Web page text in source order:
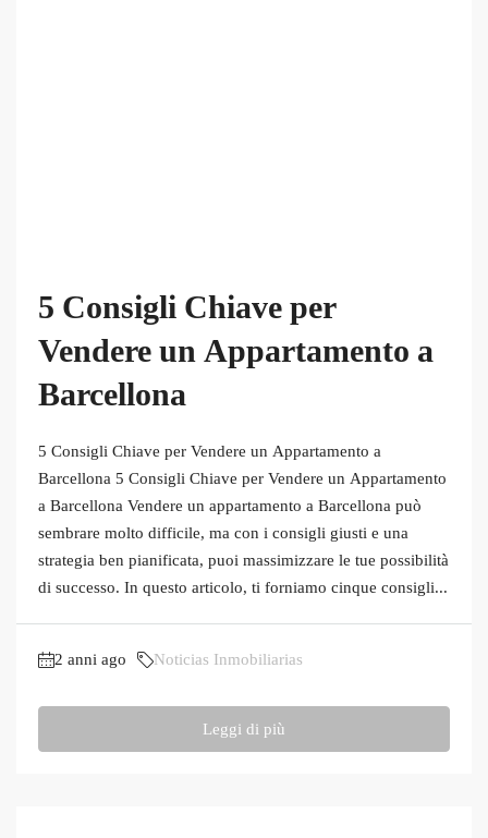
5 Consigli Chiave per
Vendere un Appartamento a
Barcellona
5 Consigli Chiave per Vendere un Appartamento a
Barcellona 5 Consigli Chiave per Vendere un Appartamento
a Barcellona Vendere un appartamento a Barcellona può
sembrare molto difficile, ma con i consigli giusti e una
strategia ben pianificata, puoi massimizzare le tue possibilità
di successo. In questo articolo, ti forniamo cinque consigli...
2 anni ago Noticias Inmobiliarias
Leggi di più